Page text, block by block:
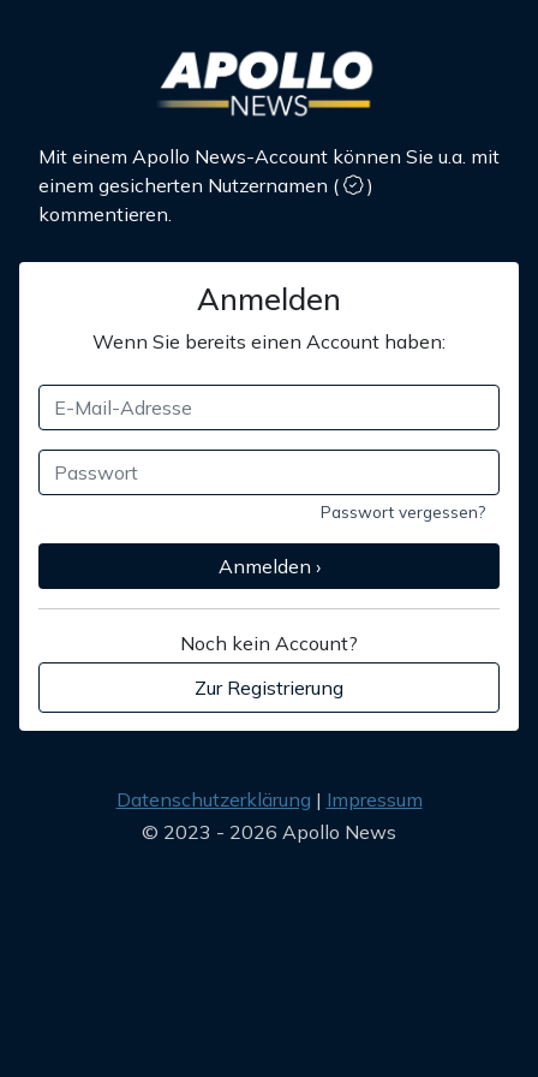
Mit einem Apollo News-Account können Sie u.a. mit
einem gesicherten Nutzernamen (
)
kommentieren.
Anmelden
Wenn Sie bereits einen Account haben:
Passwort vergessen?
Anmelden ›
Noch kein Account?
Zur Registrierung
Datenschutzerklärung
Impressum
© 2023 - 2026 Apollo News